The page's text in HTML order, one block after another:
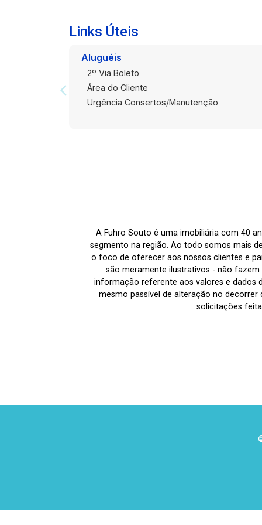
Rua General Argolo, você estará a
poucos passos das principais
faculdades e hospitais,
supermercados, farmácias e
academias, cafés e restaurantes da
região central. 100% Mobiliado: É entrar
e morar. Iluminação Natural: Janelas
Links Úteis
Aluguéis
2º Via Boleto
Área do Cliente
Urgência Consertos/Manutenção
A Fuhro Souto é uma imobiliária com 40
segmento na região. Ao todo somos mais
o foco de oferecer aos nossos clientes e
são meramente ilustrativos - não
informação referente aos valores e dados
mesmo passível de alteração no
solicitações